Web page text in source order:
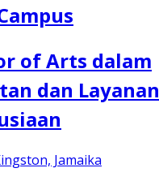
of Arts dalam
dan Layanan
Jamaika